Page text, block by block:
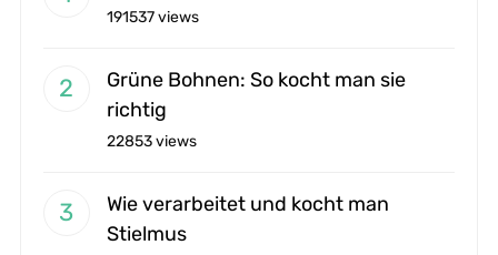
191537 views
Grüne Bohnen: So kocht man sie
richtig
22853 views
Wie verarbeitet und kocht man
Stielmus